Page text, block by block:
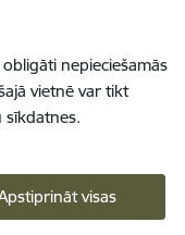
nepieciešamās
vietnē var tikt
sīkdatnes.
visas